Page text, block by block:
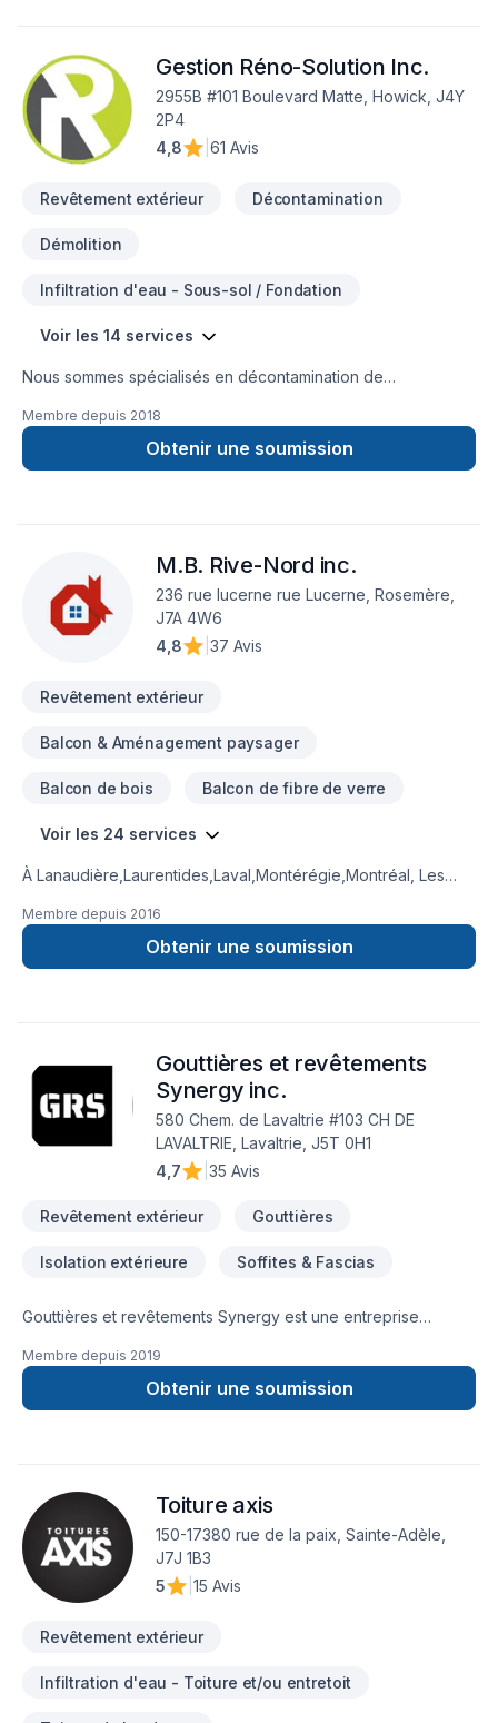
Gestion Réno-Solution Inc.
2955B #101 Boulevard Matte, Howick, J4Y
2P4
4,8
61 Avis
Revêtement extérieur Décontamination
Démolition
Infiltration d'eau - Sous-sol / Fondation
Voir les 14 services
Nous sommes spécialisés en décontamination de
l'isolation. Nous couvrons principalement la Montérégie,
Estrie, Centre du Québec, Grand Montréal, Rive-Nord et
Lanaudière mais aussi, sur demande, dans d'autres régions
agents immobiliers. Nous nous déplaçons gratuitement pour
évaluer sur place vos projets de travaux. N'hésitez pas à
communiquer avec nous pour le meilleur service possible!
Membre depuis 2018
Obtenir une soumission
M.B. Rive-Nord inc.
236 rue lucerne rue Lucerne, Rosemère,
J7A 4W6
4,8
37 Avis
Revêtement extérieur
Balcon & Aménagement paysager
Balcon de bois Balcon de fibre de verre
Voir les 24 services
À Lanaudière,Laurentides,Laval,Montérégie,Montréal, Les
durables grâce à une approche unique dans le domaine de
Après-sinistre, Balcon, Balcon de bois, Carrelage, Cuisine,
Démolition, Garage, Gypse, Insonorisation, Patio, Peinture,
et à votre budget. Confiez votre projet à une équipe qui a à
cœur votre satisfaction.
Membre depuis 2016
Obtenir une soumission
Gouttières et revêtements
Synergy inc.
580 Chem. de Lavaltrie #103 CH DE
LAVALTRIE, Lavaltrie, J5T 0H1
4,7
35 Avis
Revêtement extérieur Gouttières
Isolation extérieure Soffites & Fascias
Gouttières et revêtements Synergy est une entreprise
seulement à l’installation de gouttière, elle a redéfini sa
mission rapidement afin de se consacrer aux travaux de
construction et de rénovation extérieure de votre maison. Et
Membre depuis 2019
Obtenir une soumission
Toiture axis
150-17380 rue de la paix, Sainte-Adèle,
J7J 1B3
5
15 Avis
Revêtement extérieur
Infiltration d'eau - Toiture et/ou entretoit